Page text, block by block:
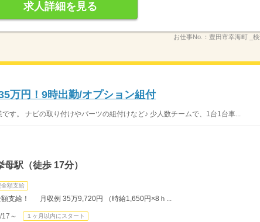
求人詳細を見る
お仕事No.： 豊田市幸海町 _
万円！9時出勤/オプション組付
す。 ナビの取り付けやパーツの組付けなど♪ 少人数チームで、1台1台車...
駅（徒歩 17分）
全額支給
支給！ 月収例 35万9,720円 （時給1,650円×8ｈ...
～ １ヶ月以内にスタート